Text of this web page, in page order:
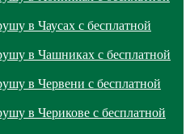
в Чаусах с бесплатной
в Чашниках с бесплатной
в Червени с бесплатной
в Черикове с бесплатной